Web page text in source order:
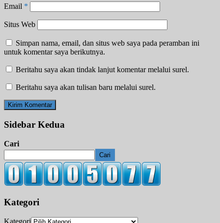
Email *
Situs Web
Simpan nama, email, dan situs web saya pada peramban ini
untuk komentar saya berikutnya.
Beritahu saya akan tindak lanjut komentar melalui surel.
Beritahu saya akan tulisan baru melalui surel.
Sidebar Kedua
Cari
Cari
Kategori